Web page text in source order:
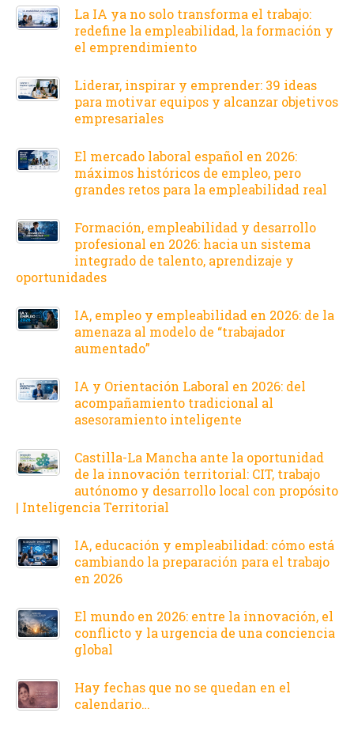
La IA ya no solo transforma el trabajo:
redefine la empleabilidad, la formación y
el emprendimiento
Liderar, inspirar y emprender: 39 ideas
para motivar equipos y alcanzar objetivos
empresariales
El mercado laboral español en 2026:
máximos históricos de empleo, pero
grandes retos para la empleabilidad real
Formación, empleabilidad y desarrollo
profesional en 2026: hacia un sistema
integrado de talento, aprendizaje y
oportunidades
IA, empleo y empleabilidad en 2026: de la
amenaza al modelo de “trabajador
aumentado”
IA y Orientación Laboral en 2026: del
acompañamiento tradicional al
asesoramiento inteligente
Castilla-La Mancha ante la oportunidad
de la innovación territorial: CIT, trabajo
autónomo y desarrollo local con propósito
| Inteligencia Territorial
IA, educación y empleabilidad: cómo está
cambiando la preparación para el trabajo
en 2026
El mundo en 2026: entre la innovación, el
conflicto y la urgencia de una conciencia
global
Hay fechas que no se quedan en el
calendario…